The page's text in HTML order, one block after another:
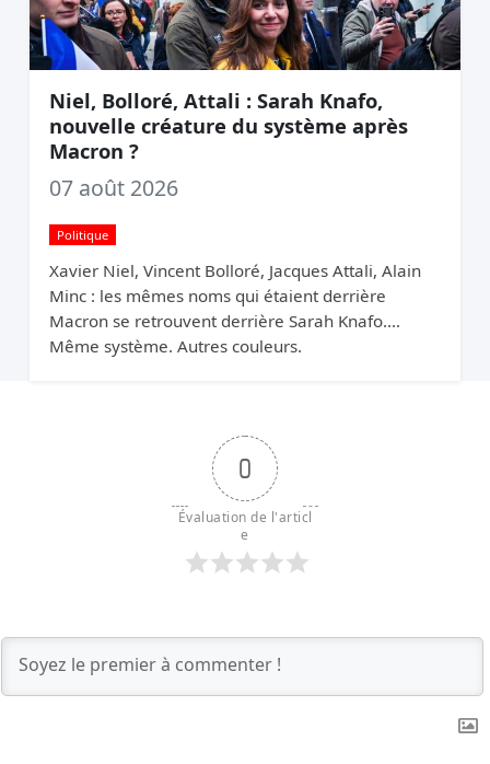
Niel, Bolloré, Attali : Sarah Knafo,
nouvelle créature du système après
Macron ?
07 août 2026
Politique
Xavier Niel, Vincent Bolloré, Jacques Attali, Alain
Minc : les mêmes noms qui étaient derrière
Macron se retrouvent derrière Sarah Knafo.
Même système. Autres couleurs.
0
Évaluation de l'articl
e